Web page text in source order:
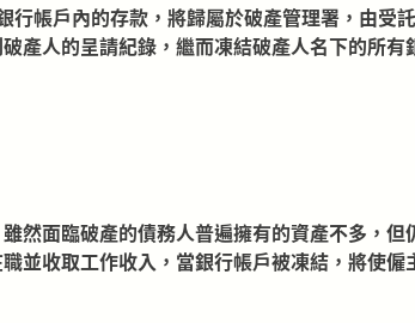
帳戶內的存款，將歸屬於破產管理署，由受
產人的呈請紀錄，繼而凍結破產人名下的所有
然面臨破產的債務人普遍擁有的資產不多，但
並收取工作收入，當銀行帳戶被凍結，將使僱